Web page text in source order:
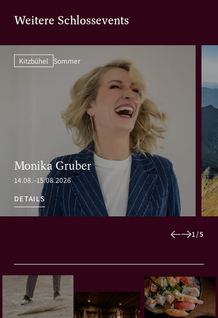
Weitere Schlossevents
Kitzbühel Sommer
Monika Gruber
14.08.–15.08.2026
DETAILS
1/5